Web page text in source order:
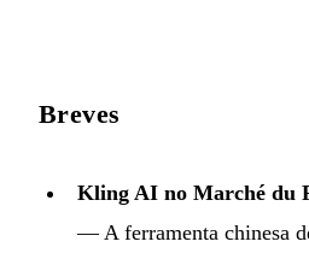
Breves
Kling AI no Marché du
— A ferramenta chinesa